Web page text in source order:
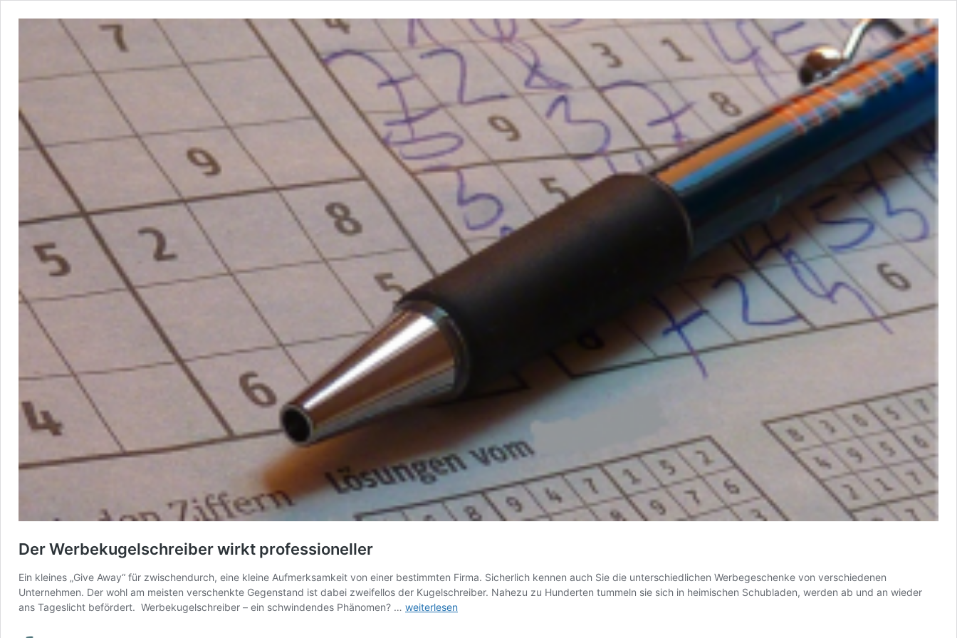
Der Werbekugelschreiber wirkt professioneller
Ein kleines „Give Away“ für zwischendurch, eine kleine Aufmerksamkeit von einer bestimmten Firma. Sicherlich kennen auch Sie die unterschiedlichen Werbegeschenke von verschiedenen
Unternehmen. Der wohl am meisten verschenkte Gegenstand ist dabei zweifellos der Kugelschreiber. Nahezu zu Hunderten tummeln sie sich in heimischen Schubladen, werden ab und an wieder
ans Tageslicht befördert. Werbekugelschreiber – ein schwindendes Phänomen? … Der
weiterlesen